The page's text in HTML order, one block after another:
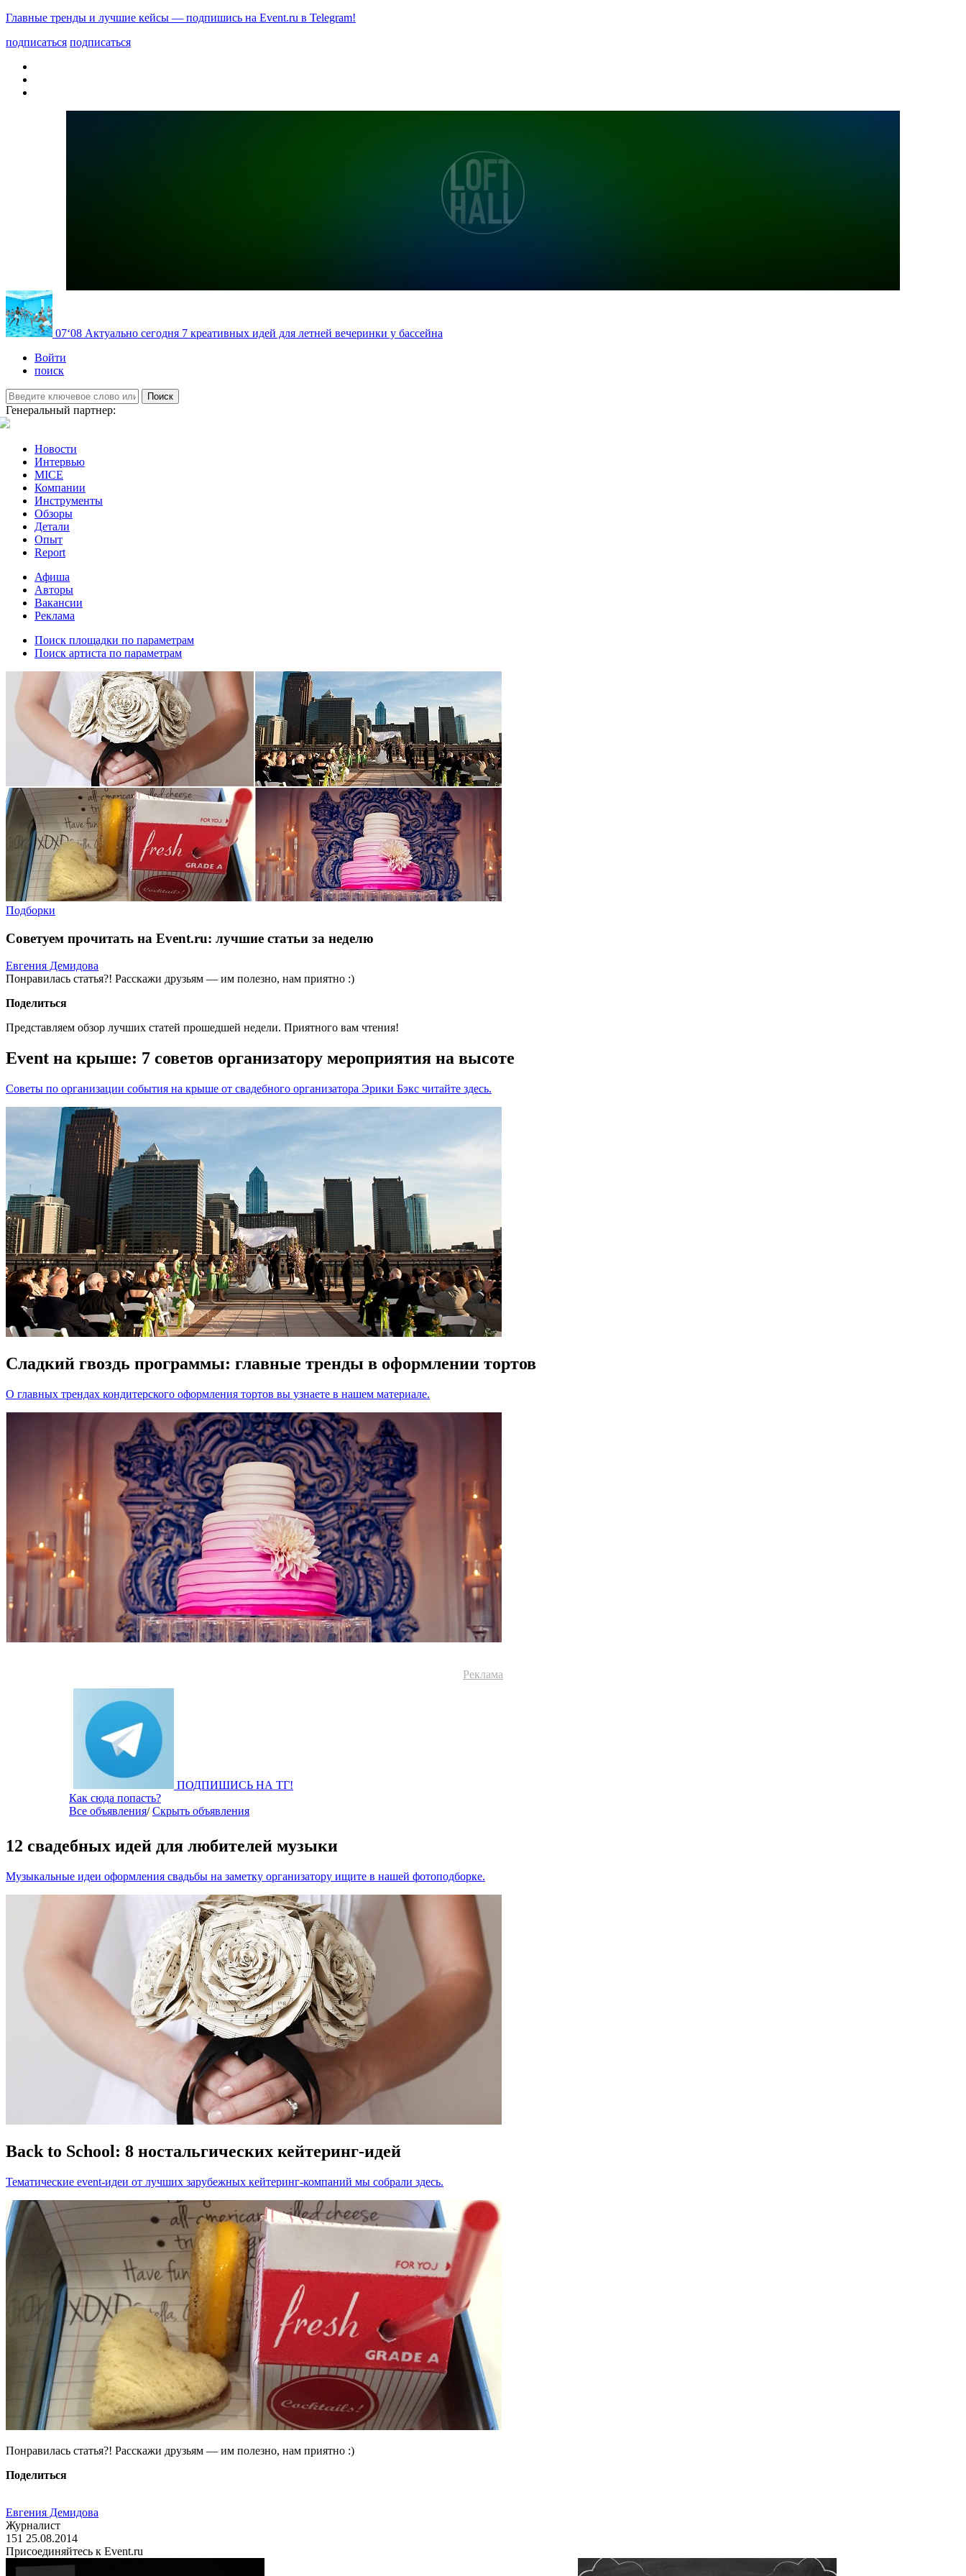
Главные тренды и лучшие кейсы — подпишись на Event.ru в Telegram!
подписаться подписаться
07‘08 Актуально сегодня 7 креативных идей для летней вечеринки у бассейна
Войти
поиск
Поиск
Генеральный партнер:
Новости
Интервью
MICE
Компании
Инструменты
Обзоры
Детали
Опыт
Report
Афиша
Авторы
Вакансии
Реклама
Поиск площадки по параметрам
Поиск артиста по параметрам
Подборки
Советуем прочитать на Event.ru: лучшие статьи за неделю
Евгения Демидова
Понравилась статья?! Расскажи друзьям — им полезно, нам приятно :)
Поделиться
Представляем обзор лучших статей прошедшей недели. Приятного вам чтения!
Event на крыше: 7 советов организатору мероприятия на высоте
Советы по организации события на крыше от свадебного организатора Эрики Бэкс читайте здесь.
Сладкий гвоздь программы: главные тренды в оформлении тортов
О главных трендах кондитерского оформления тортов вы узнаете в нашем материале.
Реклама
ПОДПИШИСЬ НА ТГ!
Как сюда попасть?
Все объявления/Скрыть объявления
12 свадебных идей для любителей музыки
Музыкальные идеи оформления свадьбы на заметку организатору ищите в нашей фотоподборке.
Back to School: 8 ностальгических кейтеринг-идей
Тематические event-идеи от лучших зарубежных кейтеринг-компаний мы собрали здесь.
Понравилась статья?! Расскажи друзьям — им полезно, нам приятно :)
Поделиться
Евгения Демидова
Журналист
151 25.08.2014
Присоединяйтесь к Event.ru